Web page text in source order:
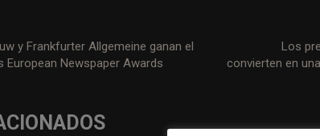
y Frankfurter Allgemeine ganan el
Newspaper Awards
Los
convierten en